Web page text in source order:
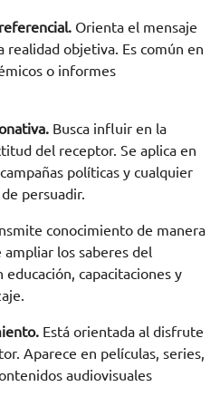
Orienta el mensaje
realidad objetiva. Es común en
o informes
Busca influir en la
del receptor. Se aplica en
políticas y cualquier
persuadir.
conocimiento de manera
los saberes del
capacitaciones y
Está orientada al disfrute
Aparece en películas, series,
audiovisuales